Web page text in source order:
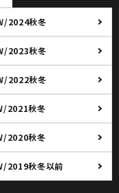
2024秋冬
2023秋冬
2022秋冬
2021秋冬
2020秋冬
2019秋冬以前